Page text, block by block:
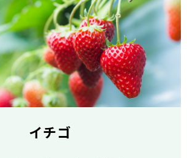
イチゴ